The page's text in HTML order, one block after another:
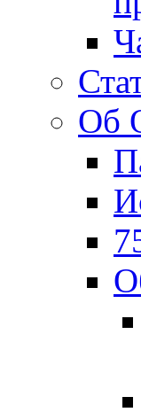
Об